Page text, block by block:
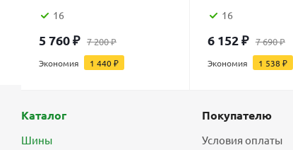
16
5 760₽ 7 200₽
Экономия 1 440₽
16
6 152₽ 7 690₽
Экономия 1 538 ₽
Каталог
Шины
Покупателю
Условия оплаты